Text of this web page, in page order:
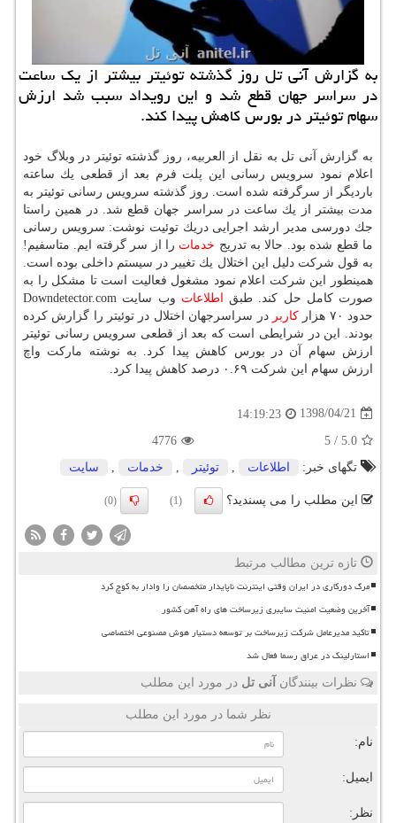
به گزارش آنی تل روز گذشته توئیتر بیشتر از یك ساعت
در سراسر جهان قطع شد و این رویداد سبب شد ارزش
سهام توئیتر در بورس كاهش پیدا كند.
به گزارش آنی تل به نقل از العربیه، روز گذشته توئیتر در وبلاگ خود
اعلام نمود سرویس رسانی این پلت فرم بعد از قطعی یك ساعته
باردیگر از سرگرفته شده است. روز گذشته سرویس رسانی توئیتر به
مدت بیشتر از یك ساعت در سراسر جهان قطع شد. در همین راستا
جك دورسی مدیر ارشد اجرایی دریك توئیت نوشت: سرویس رسانی
ما قطع شده بود. حالا به تدریج خدمات را از سر گرفته ایم. متاسفیم!
به قول شركت دلیل این اختلال یك تغییر در سیستم داخلی بوده است.
همینطور این شركت اعلام نمود مشغول فعالیت است تا مشكل را به
صورت كامل حل كند. طبق
اطلاعات
وب سایت Downdetector.com
حدود ۷۰ هزار
كاربر در سراسرجهان اختلال در توئیتر را گزارش كرده
بودند. این در شرایطی است كه بعد از قطعی سرویس رسانی توئیتر
ارزش سهام آن در بورس كاهش پیدا كرد. به نوشته ماركت واچ
ارزش سهام این شركت ۰.۶۹ درصد كاهش پیدا كرد.
1398/04/21
14:19:23
5.0
/
5
4776
تگهای خبر:
اطلاعات توئیتر خدمات سایت
این مطلب را می پسندید؟ (1)
(0)
تازه ترین مطالب مرتبط
مرگ دورکاری در ایران وقتی اینترنت ناپایدار متخصصان را وادار به کوچ کرد
آخرین وضعیت امنیت سایبری زیرساخت های راه آهن کشور
تاکید مدیرعامل شرکت زیرساخت بر توسعه دستیار هوش مصنوعی اختصاصی
استارلینک در عراق رسما فعال شد
نظرات بینندگان آنی تل در مورد این مطلب
نظر شما در مورد این مطلب
نام:
ایمیل:
نظر: